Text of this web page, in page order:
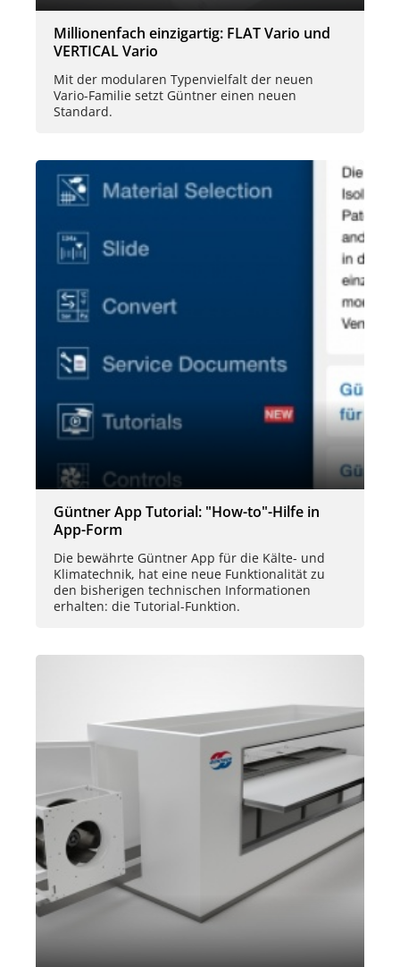
Millionenfach einzigartig: FLAT Vario und
VERTICAL Vario
Mit der modularen Typenvielfalt der neuen
Vario-Familie setzt Güntner einen neuen
Standard.
Güntner App Tutorial: "How-to"-Hilfe in
App-Form
Die bewährte Güntner App für die Kälte- und
Klimatechnik, hat eine neue Funktionalität zu
den bisherigen technischen Informationen
erhalten: die Tutorial-Funktion.